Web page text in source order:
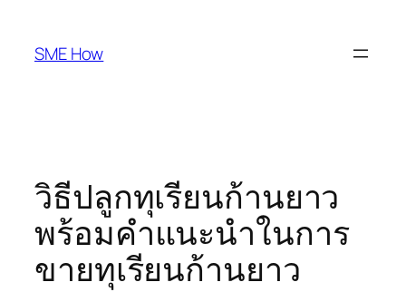
content
SME How
วิธีปลูกทุเรียนก้านยาว
พร้อมคำแนะนำในการ
ขายทุเรียนก้านยาว